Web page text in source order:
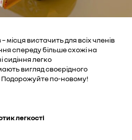
місця вистачить для всіх членів
спереду більше схожі на
сидіння легко
вигляд своєрідного
по-новому!
легкості